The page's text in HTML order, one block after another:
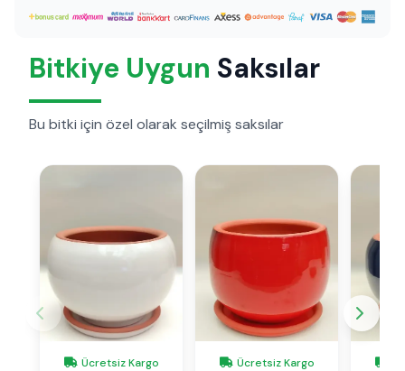
Bitkiye Uygun Saksılar
Bu bitki için özel olarak seçilmiş saksılar
Ücretsiz Kargo Ücretsiz Kargo